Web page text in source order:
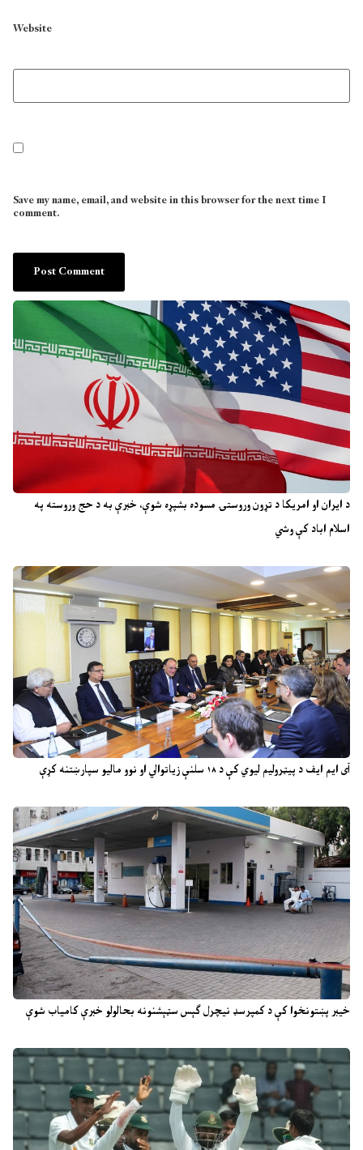
د ایران او امریکا د تړون وروستۍ مسوده بشپړه شوې، خبرې به د حج وروسته په
اسلام اباد کې وشي
آی ایم ایف د پیټرولیم لیوي کې د ۱۸ سلنې زیاتوالي او نوو مالیو سپارښتنه کړې
خیبر پښتونخوا کې د کمپرسډ نیچرل ګېس سټېشنونه بحالولو خبرې کامیاب شوې
Website
Save my name, email, and website in this browser for the next time I
comment.